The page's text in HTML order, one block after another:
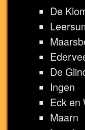
De
De
Ingen
Eck en
Maarn